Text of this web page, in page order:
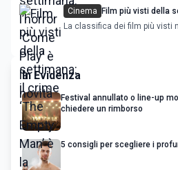
Cinema
Film più visti della
Man’ è la novità
La classifica dei film più visti
In Evidenza
Festival annullato o line-up
chiedere un rimborso
5 consigli per scegliere i